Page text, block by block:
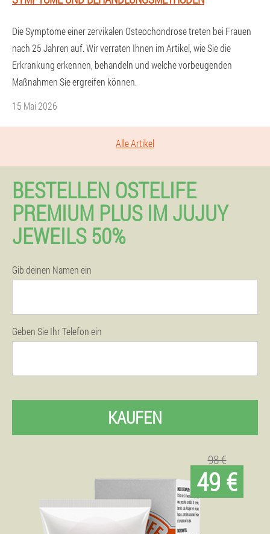
Die Symptome einer zervikalen Osteochondrose treten bei Frauen
nach 25 Jahren auf. Wir verraten Ihnen im Artikel, wie Sie die
Erkrankung erkennen, behandeln und welche vorbeugenden
Maßnahmen Sie ergreifen können.
15 Mai 2026
Alle Artikel
BESTELLEN OSTELIFE
PREMIUM PLUS IM JUJUY
JEWEILS 50%
Gib deinen Namen ein
Geben Sie Ihr Telefon ein
KAUFEN
98 €
49 €